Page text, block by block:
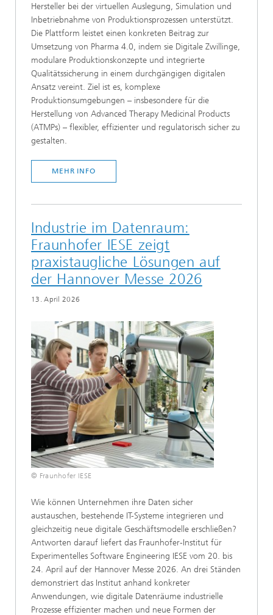
Hersteller bei der virtuellen Auslegung, Simulation und
Inbetriebnahme von Produktionsprozessen unterstützt.
Die Plattform leistet einen konkreten Beitrag zur
Umsetzung von Pharma 4.0, indem sie Digitale Zwillinge,
modulare Produktionskonzepte und integrierte
Qualitätssicherung in einem durchgängigen digitalen
Ansatz vereint. Ziel ist es, komplexe
Produktionsumgebungen – insbesondere für die
Herstellung von Advanced Therapy Medicinal Products
(ATMPs) – flexibler, effizienter und regulatorisch sicher zu
gestalten.
MEHR INFO
Industrie im Datenraum:
Fraunhofer IESE zeigt
praxistaugliche Lösungen auf
der Hannover Messe 2026
13. April 2026
© Fraunhofer IESE
Wie können Unternehmen ihre Daten sicher
austauschen, bestehende IT-Systeme integrieren und
gleichzeitig neue digitale Geschäftsmodelle erschließen?
Antworten darauf liefert das Fraunhofer-Institut für
Experimentelles Software Engineering IESE vom 20. bis
24. April auf der Hannover Messe 2026. An drei Ständen
demonstriert das Institut anhand konkreter
Anwendungen, wie digitale Datenräume industrielle
Prozesse effizienter machen und neue Formen der